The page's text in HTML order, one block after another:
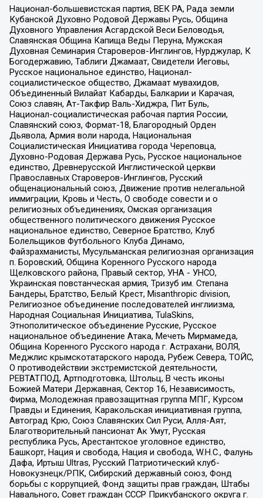
Национал-большевистская партия, ВЕК РА, Рада земли
Кубанской Духовно Родовой Державы Русь, Община
Духовного Управления Асгардской Веси Беловодья,
Славянская Община Капища Веды Перуна, Мужская
Духовная Семинария Староверов-Инглингов, Нурджулар, К
Богодержавию, Таблиги Джамаат, Свидетели Иеговы,
Русское национальное единство, Национал-
социалистическое общество, Джамаат мувахидов,
Объединенный Вилайат Кабарды, Балкарии и Карачая,
Союз славян, Ат-Такфир Валь-Хиджра, Пит Буль,
Национал-социалистическая рабочая партия России,
Славянский союз, Формат-18, Благородный Орден
Дьявола, Армия воли народа, Национальная
Социалистическая Инициатива города Череповца,
Духовно-Родовая Держава Русь, Русское национальное
единство, Древнерусской Инглистической церкви
Православных Староверов-Инглингов, Русский
общенациональный союз, Движение против нелегальной
иммиграции, Кровь и Честь, О свободе совести и о
религиозных объединениях, Омская организация
общественного политического движения Русское
национальное единство, Северное Братство, Клуб
Болельщиков Футбольного Клуба Динамо,
Файзрахманисты, Мусульманская религиозная организация
п. Боровский, Община Коренного Русского народа
Щелковского района, Правый сектор, УНА - УНСО,
Украинская повстанческая армия, Тризуб им. Степана
Бандеры, Братство, Белый Крест, Misanthropic division,
Религиозное объединение последователей инглиизма,
Народная Социальная Инициатива, TulaSkins,
Этнополитическое объединение Русские, Русское
национальное объединение Атака, Мечеть Мирмамеда,
Община Коренного Русского народа г. Астрахани, ВОЛЯ,
Меджлис крымскотатарского народа, Рубеж Севера, ТОЙС,
О противодействии экстремистской деятельности,
РЕВТАТПОД, Артподготовка, Штольц, В честь иконы
Божией Матери Державная, Сектор 16, Независимость,
Фирма, Молодежная правозащитная группа МПГ, Курсом
Правды и Единения, Каракольская инициативная группа,
Автоград Крю, Союз Славянских Сил Руси, Алля-Аят,
Благотворительный пансионат Ак Умут, Русская
республика Русь, Арестантское уголовное единство,
Башкорт, Нация и свобода, Нация и свобода, W.H.С., Фалунь
Дафа, Иртыш Ultras, Русский Патриотический клуб-
Новокузнецк/РПК, Сибирский державный союз, Фонд
борьбы с коррупцией, Фонд защиты прав граждан, Штабы
Навального, Совет граждан СССР Прикубанского округа г.